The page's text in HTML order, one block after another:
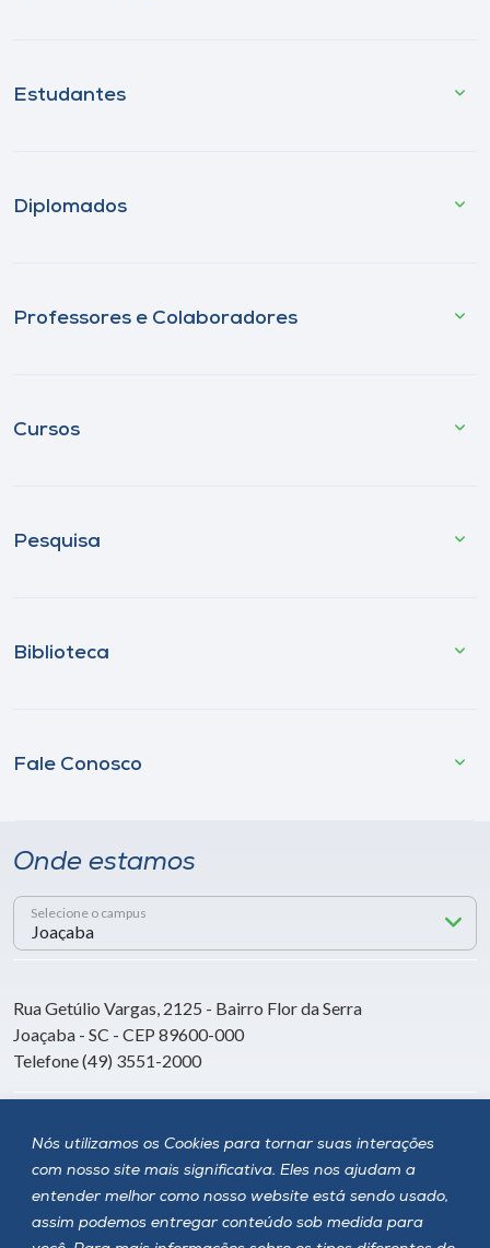
Nós utilizamos os Cookies para tornar suas interações
com nosso site mais significativa. Eles nos ajudam a
entender melhor como nosso website está sendo usado,
assim podemos entregar conteúdo sob medida para
Estudantes
Diplomados
Professores e Colaboradores
Cursos
Pesquisa
Biblioteca
Fale Conosco
Onde estamos
Selecione o campus
Rua Getúlio Vargas, 2125 - Bairro Flor da Serra
Joaçaba - SC - CEP 89600-000
Telefone (49) 3551-2000
Siga a Unoesc